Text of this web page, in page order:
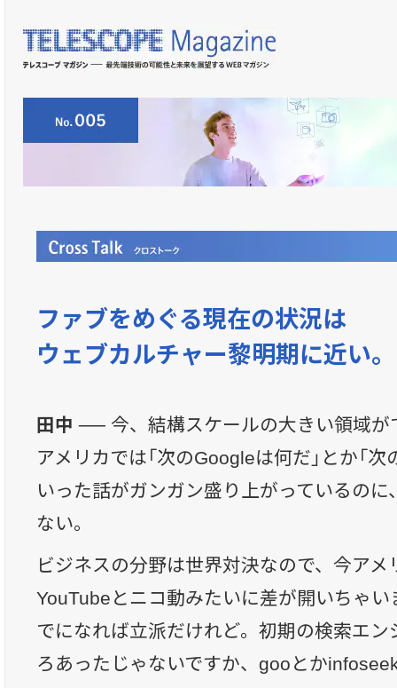
ファブをめぐる現在の状況は
ウェブカルチャー黎明期に近い。
田中 ── 今、結構スケールの大きい領域
アメリカでは「次のGoogleは何だ」とか「
いった話がガンガン盛り上がっているの
ない。
ビジネスの分野は世界対決なので、今ア
YouTubeとニコ動みたいに差が開いちゃ
でになれば立派だけれど。初期の検索エ
ろあったじゃないですか、gooとか